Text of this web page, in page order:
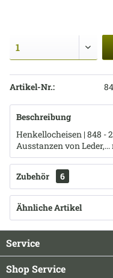
Artikel-Nr.:
Beschreibung
Henkellocheisen | 848 -
Ausstanzen von Leder,...
Zubehör 6
Ähnliche Artikel
Service
Shop Service